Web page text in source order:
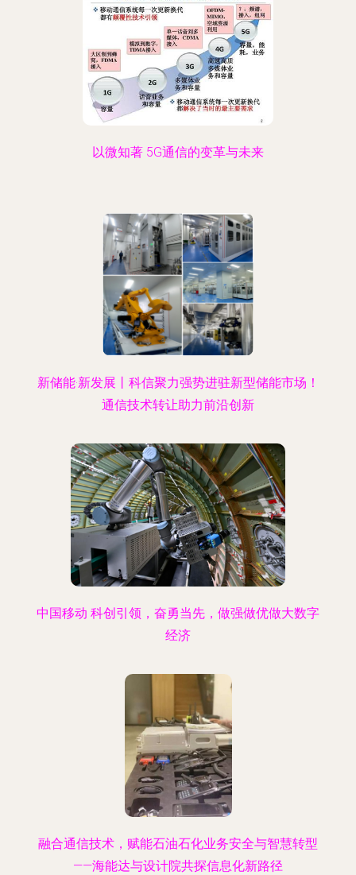
以微知著 5G通信的变革与未来
新储能·新发展丨科信聚力强势进驻新型储能市场！
通信技术转让助力前沿创新
中国移动 科创引领，奋勇当先，做强做优做大数字
经济
融合通信技术，赋能石油石化业务安全与智慧转型
——海能达与设计院共探信息化新路径